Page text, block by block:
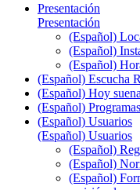
Presentación
Presentación
(Español)
(Español)
(Español)
(Español) Escucha
(Español) Hoy
(Español) Programas
(Español) Usuarios
(Español) Usuarios
(Español)
(Español)
(Español)